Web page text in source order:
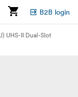
B2B login
UHS-II Dual-Slot